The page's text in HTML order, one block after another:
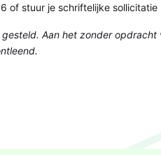
of stuur je schriftelijke sollicitatie
Aan het zonder